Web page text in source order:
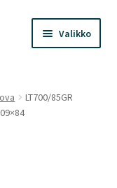
Valikko
LT700/85GR